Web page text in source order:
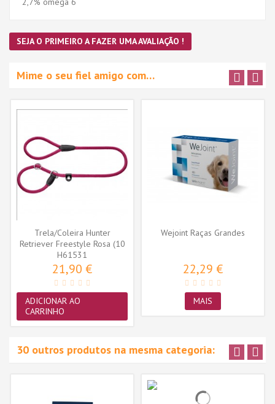
SEJA O PRIMEIRO A FAZER UMA AVALIAÇÃO !
Mime o seu fiel amigo com…
Trela/Coleira Hunter
Retriever Freestyle Rosa (10
mm x...
H61531
21,90 €
ADICIONAR AO
CARRINHO
Wejoint Raças Grandes
22,29 €
MAIS
30 outros produtos na mesma categoria: